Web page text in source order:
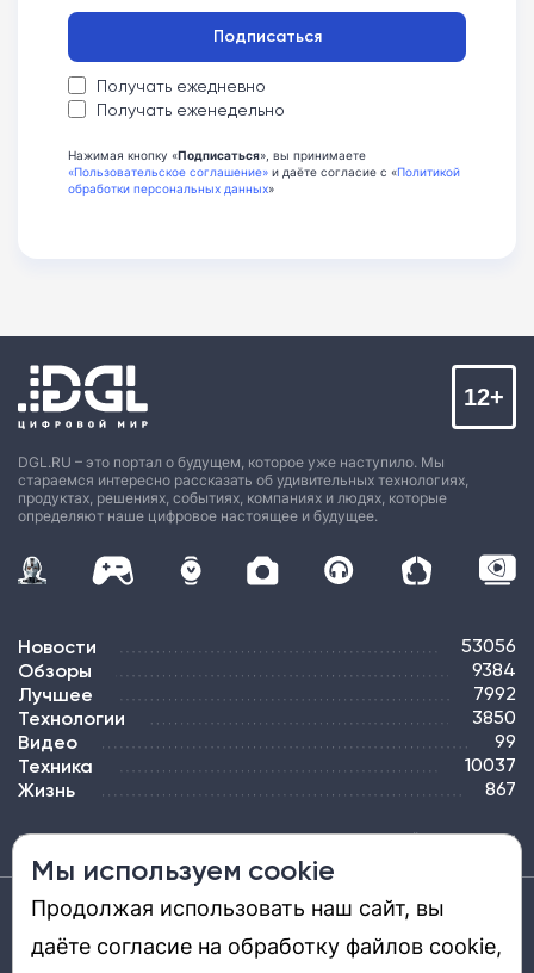
Получать ежедневно
Получать еженедельно
Подписаться
Нажимая кнопку «Подписаться», вы принимаете
«Пользовательское соглашение» и даёте согласие с «Политикой
обработки персональных данных»
DGL.RU – это портал о будущем, которое уже наступило. Мы
стараемся интересно рассказать об удивительных технологиях,
продуктах, решениях, событиях, компаниях и людях, которые
определяют наше цифровое настоящее и будущее.
12+
Новости 53056
Обзоры 9384
Лучшее 7992
Технологии 3850
Видео 99
Техника 10037
Жизнь 867
ПОДПИСКА РЕКЛАМА КОНТАКТЫ КАРТА САЙТА ТЭГИ
Средство массовой информации «DGL.RU — Цифровой мир» (www.dgl.ru).
Реестровая запись средства массовой информации (СМИ) сетевого издания ЭЛ №
ФС 77 - 81669, выдано Роскомнадзором 27.08.2021. Учредитель: ООО «ДиДжиЭль».
Главный редактор: Шкред Т. В. Телефон редакции +7901-907-1590. Адрес
Мы используем cookie
Продолжая использовать наш сайт, вы
даёте согласие на обработку файлов cookie,